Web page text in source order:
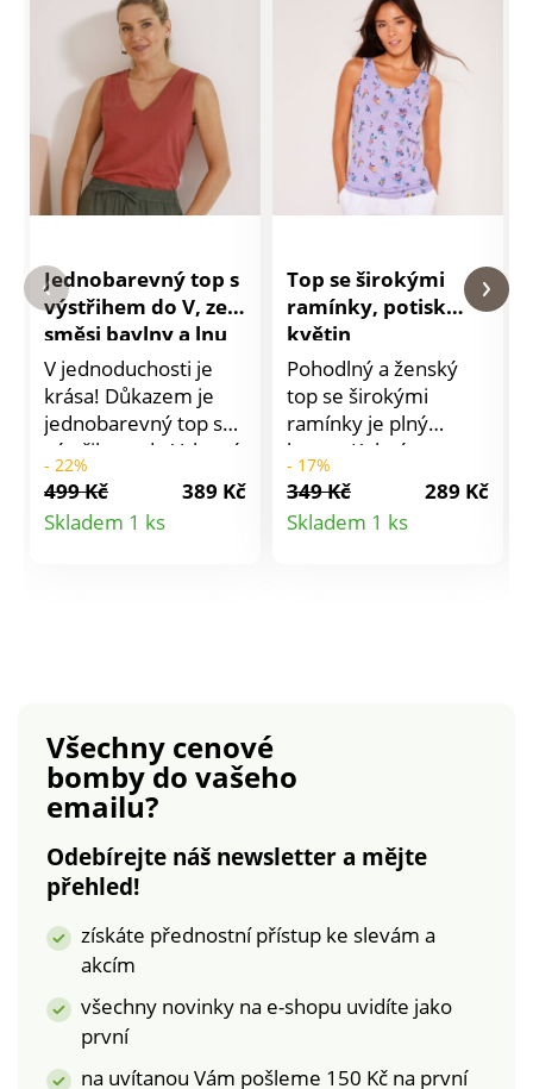
Jednobarevný top s
výstřihem do V, ze
směsi bavlny a lnu
V jednoduchosti je
krása! Důkazem je
jednobarevný top s
výstřihem do V, který
lze kombinovat na
různé způsoby.
Hluboký výstřih do V.
laboratorním testům
na široké spektrum
škodlivých látek a
nad rámec platných
norem. Lze prát v
- 22%
499 Kč
389 Kč
Skladem 1 ks
Detail
Top se širokými
ramínky, potisk
květin
Pohodlný a ženský
top se širokými
ramínky je plný
barev. Kulatý
uvolněný výstřih.
Široká ramínka.
Nadčasový potisk
podrobeny
škodlivých látek a
norem. Lze prát v
- 17%
349 Kč
289 Kč
Skladem 1 ks
Detail
Všechny cenové
bombydo vašeho
emailu?
Odebírejte náš newsletter a mějte
přehled!
získáte přednostní přístup ke slevám a
akcím
všechny novinky na e-shopu uvidíte jako
první
na uvítanou Vám pošleme 150 Kč na první